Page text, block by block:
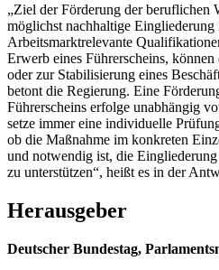
„Ziel der Förderung der beruflichen
möglichst nachhaltige
Arbeitsmarktrelevante
Erwerb eines Führerscheins,
oder zur Stabilisierung eines
betont die Regierung. Eine
Führerscheins erfolge unabhängig
setze immer eine individuelle
ob die Maßnahme im konkreten
und notwendig ist, die
zu unterstützen“, heißt es in der
Herausgeber
Deutscher Bundestag,